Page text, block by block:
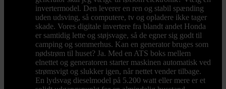
invertermodel. Den leverer en ren og stabil spænding
uden udsving, så computere, tv og opladere ikke tager
skade. Vores digitale invertere fra blandt andet Honda
er samtidig lette og støjsvage, så de egner sig godt til
camping og sommerhus. Kan en generator bruges som
nødstrøm til huset? Ja. Med en ATS boks mellem
elnettet og generatoren starter maskinen automatisk ved
strømsvigt og slukker igen, når nettet vender tilbage.
En lydsvag dieselmodel på 5.200 watt eller mere er et